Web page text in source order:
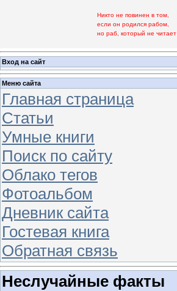
Никто не повинен в том,
если он родился рабом,
но раб, который не читает
Вход на сайт
Меню сайта
Главная страница
Статьи
Умные книги
Поиск по сайту
Облако тегов
Фотоальбом
Дневник сайта
Гостевая книга
Обратная связь
Неслучайные факты